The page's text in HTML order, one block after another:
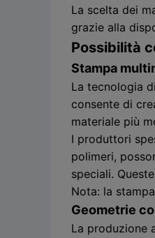
La scelta dei
grazie alla
Possibilità
Stampa
La tecnologia
consente di
materiale più
I produttori
polimeri,
speciali.
Nota: la
Geometrie
La produzione